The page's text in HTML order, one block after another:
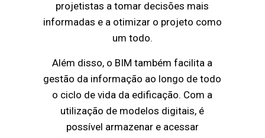
projetistas a tomar decisões mais
informadas e a otimizar o projeto como
um todo.
Além disso, o BIM também facilita a
gestão da informação ao longo de todo
o ciclo de vida da edificação. Com a
utilização de modelos digitais, é
possível armazenar e acessar